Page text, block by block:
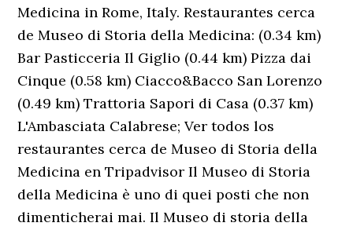
Medicina in Rome, Italy. Restaurantes cerca
de Museo di Storia della Medicina: (0.34 km)
Bar Pasticceria Il Giglio (0.44 km) Pizza dai
Cinque (0.58 km) Ciacco&Bacco San Lorenzo
(0.49 km) Trattoria Sapori di Casa (0.37 km)
L'Ambasciata Calabrese; Ver todos los
restaurantes cerca de Museo di Storia della
Medicina en Tripadvisor Il Museo di Storia
della Medicina è uno di quei posti che non
dimenticherai mai. Il Museo di storia della